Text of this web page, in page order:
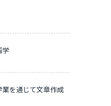
学
を通じて文章作成